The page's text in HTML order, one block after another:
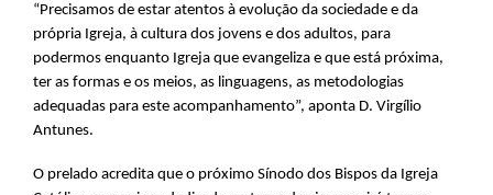
“Precisamos de estar atentos à evolução da sociedade e da
própria Igreja, à cultura dos jovens e dos adultos, para
podermos enquanto Igreja que evangeliza e que está próxima,
ter as formas e os meios, as linguagens, as metodologias
adequadas para este acompanhamento”, aponta D. Virgílio
Antunes.
O prelado acredita que o próximo Sínodo dos Bispos da Igreja